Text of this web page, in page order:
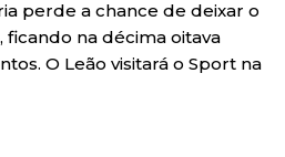
perde a chance de deixar o
ficando na décima oitava
O Leão visitará o Sport na